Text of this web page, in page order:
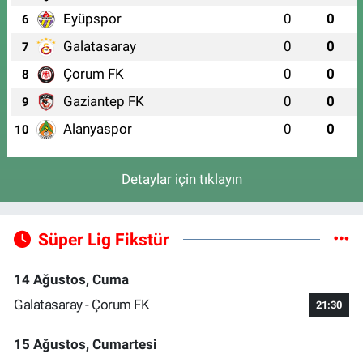
6 Eyüpspor 0 0
7 Galatasaray 0 0
8 Çorum FK 0 0
9 Gaziantep FK 0 0
10 Alanyaspor 0 0
Detaylar için tıklayın
Süper Lig Fikstür
14 Ağustos, Cuma
Galatasaray - Çorum FK
21:30
15 Ağustos, Cumartesi